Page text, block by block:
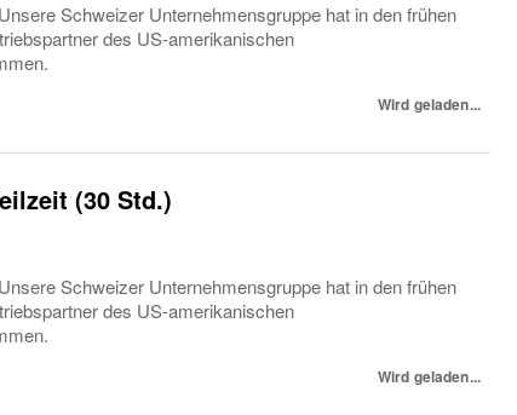
Schweizer Unternehmensgruppe hat in den frühen
des US-amerikanischen
Wird geladen...
(30 Std.)
Schweizer Unternehmensgruppe hat in den frühen
des US-amerikanischen
Wird geladen...